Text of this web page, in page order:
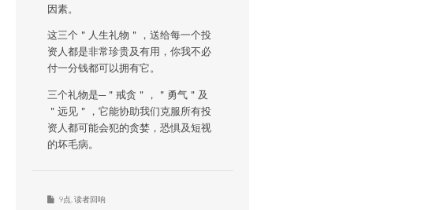
因素。
这三个＂人生礼物＂，送给每一个投
资人都是非常珍贵及有用，你我不必
付一分钱都可以拥有它。
三个礼物是─＂戒贪＂，＂勇气＂及
＂远见＂，它能协助我们克服所有投
资人都可能会犯的贪婪，恐惧及短视
的坏毛病。
9点 读者回响